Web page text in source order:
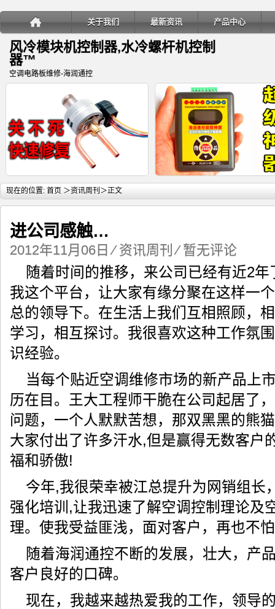
关于我们 最新资讯 产品中心
风冷模块机控制器,水冷螺杆机控制
器™
空调电路板维修-海润通控
详细内容
变频多联空调室内机电子膨胀阀关 海润通控超级神器-电子膨胀阀
现在的位置: 首页 ＞资讯周刊 ＞正文
进公司感触…
2012年11月06日 ⁄资讯周刊 ⁄暂无评论
随着时间的推移，来公司已经有近2
我这个平台，让大家有缘分聚在这样一
总的领导下。在生活上我们互相照顾，
学习，相互探讨。我很喜欢这种工作氛
识经验。
当每个贴近空调维修市场的新产品上
历在目。王大工程师干脆在公司起居了
问题，一个人默默苦想，那双黑黑的熊
大家付出了许多汗水,但是赢得无数客户
福和骄傲!
今年,我很荣幸被江总提升为网销组长
强化培训,让我迅速了解空调控制理论及
理。使我受益匪浅，面对客户，再也不
随着海润通控不断的发展，壮大，产
客户良好的口碑。
现在，我越来越热爱我的工作，领导